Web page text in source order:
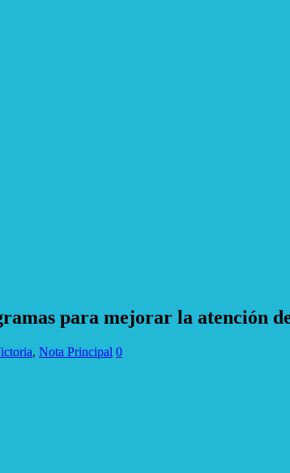
para mejorar la atención
, Nota Principal 0